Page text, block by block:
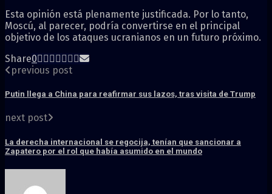
Esta opinión está plenamente justificada. Por lo tanto,
Moscú, al parecer, podría convertirse en el principal
objetivo de los ataques ucranianos en un futuro próximo.
Share0
previous post
Putin llega a China para reafirmar sus lazos, tras visita de Trump
next post
La derecha internacional se regocija, tenían que sancionar a
Zapatero por el rol que había asumido en el mundo